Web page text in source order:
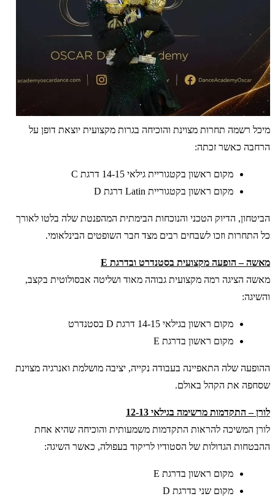
מיכל רשמה תחרות מצוינת והוכיחה בגרות מקצועית יוצאת דופן על
הרחבה כאשר זכתה:
מקום ראשון בקטגוריית גילאי 14-15 דרגת C
מקום ראשון בקטגוריית Latin דרגת D
הביטחון, הדיוק הטכני והנוכחות הבימתית המהפנטת שלה בלטו לאורך
כל התחרות וזכו לשבחים רבים מצד חבר השופטים הבינלאומי.
מאשה – הופעה מקצועית בסטנדרט ובדרגת E
מאשה הציגה רמה מקצועית גבוהה מאוד ושליטה אבסולוטית בקצב,
והשיגה:
מקום ראשון בגילאי 14-15 דרגת D בסטנדרט
מקום ראשון בדרגת E
ההופעה שלה התאפיינה בעבודה נקייה, יציבה מושלמת ואנרגיה מצוינת
שסחפה את הקהל באולם.
לורן – התקדמות מרשימה בגילאי 12-13
לורן המשיכה להראות התקדמות משמעותית והוכיחה שהיא אחת
ההבטחות הגדולות של הסטודיו לריקוד בעפולה, כאשר השיגה:
מקום ראשון בדרגת E
מקום שני בדרגת D